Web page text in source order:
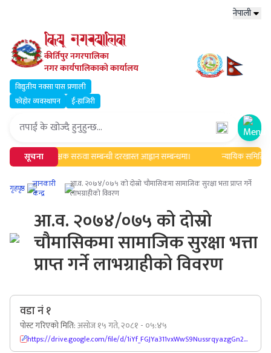
नेपाली
कीर्तिपुर नगरपालिका
नगर कार्यपालिकाको कार्यालय
विद्युतीय नक्सा पास प्रणाली
फोहोर व्यवस्थापन
ई-हाजिरी
सूचनाशिक्षक सरुवा सम्बन्धी दरखास्त आह्वान सम्बन्धमा। न्यायिक
गृहपृष्ठ
जानकारी
केन्द्र
आ.व. २०७४/०७५ को दोस्रो चौमासिकमा सामाजिक सुरक्षा भत्ता प्राप्त गर्ने
लाभग्राहीको विवरण
आ.व. २०७४/०७५ को दोस्रो
चौमासिकमा सामाजिक सुरक्षा भत्ता
प्राप्त गर्ने लाभग्राहीको विवरण
वडा नं १
पोस्ट गरिएको मिति:असोज १५ गते, २०८१ - ०५:४५
https://drive.google.com/file/d/1iYf_FGJYa311vxWwS9NussrqyazgGn2Z/view